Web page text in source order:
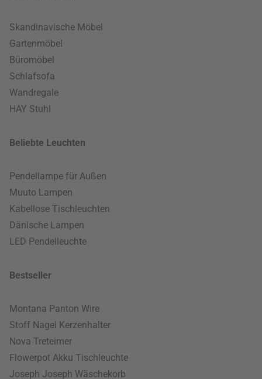
Skandinavische Möbel
Gartenmöbel
Büromöbel
Schlafsofa
Wandregale
HAY Stuhl
Beliebte Leuchten
Pendellampe für Außen
Muuto Lampen
Kabellose Tischleuchten
Dänische Lampen
LED Pendelleuchte
Bestseller
Montana Panton Wire
Stoff Nagel Kerzenhalter
Nova Treteimer
Flowerpot Akku Tischleuchte
Joseph Joseph Wäschekorb